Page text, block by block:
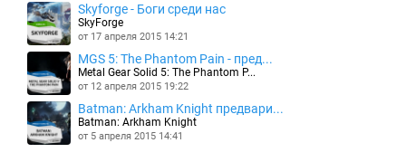
Skyforge - Боги среди нас
SkyForge
от 17 апреля 2015 14:21
MGS 5: The Phantom Pain - пред...
Metal Gear Solid 5: The Phantom P...
от 12 апреля 2015 19:22
Batman: Arkham Knight предвари...
Batman: Arkham Knight
от 5 апреля 2015 14:41